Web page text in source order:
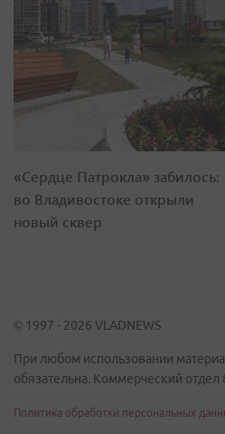
«Сердце Патрокла» забилось:
во Владивостоке открыли
новый сквер
© 1997 - 2026 VLADNEWS
При любом использовании
обязательна. Коммерческий отдел
Политика обработки персональных